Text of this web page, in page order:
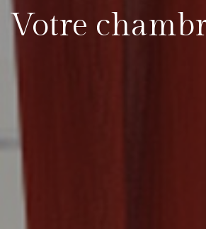
Votre